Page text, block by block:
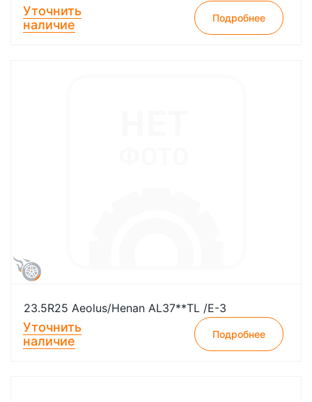
Уточнить
наличие
Подробнее
23.5R25 Aeolus/Henan AL37**TL /E-3
Уточнить
наличие
Подробнее